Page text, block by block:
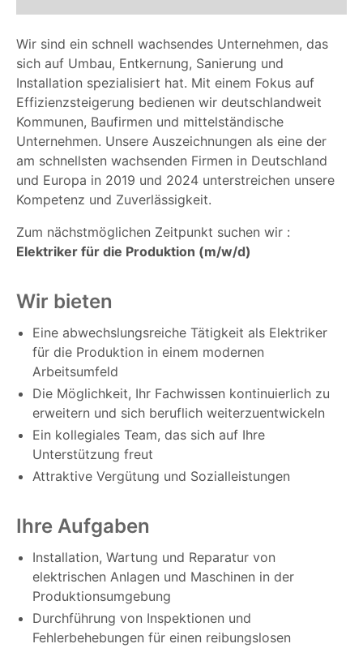
Wir sind ein schnell wachsendes Unternehmen, das
sich auf Umbau, Entkernung, Sanierung und
Installation spezialisiert hat. Mit einem Fokus auf
Effizienzsteigerung bedienen wir deutschlandweit
Kommunen, Baufirmen und mittelständische
Unternehmen. Unsere Auszeichnungen als eine der
am schnellsten wachsenden Firmen in Deutschland
und Europa in 2019 und 2024 unterstreichen unsere
Kompetenz und Zuverlässigkeit.
Zum nächstmöglichen Zeitpunkt suchen wir :
Elektriker für die Produktion (m/w/d)
Wir bieten
Eine abwechslungsreiche Tätigkeit als Elektriker
für die Produktion in einem modernen
Arbeitsumfeld
Die Möglichkeit, Ihr Fachwissen kontinuierlich zu
erweitern und sich beruflich weiterzuentwickeln
Ein kollegiales Team, das sich auf Ihre
Unterstützung freut
Attraktive Vergütung und Sozialleistungen
Ihre Aufgaben
Installation, Wartung und Reparatur von
elektrischen Anlagen und Maschinen in der
Produktionsumgebung
Durchführung von Inspektionen und
Fehlerbehebungen für einen reibungslosen